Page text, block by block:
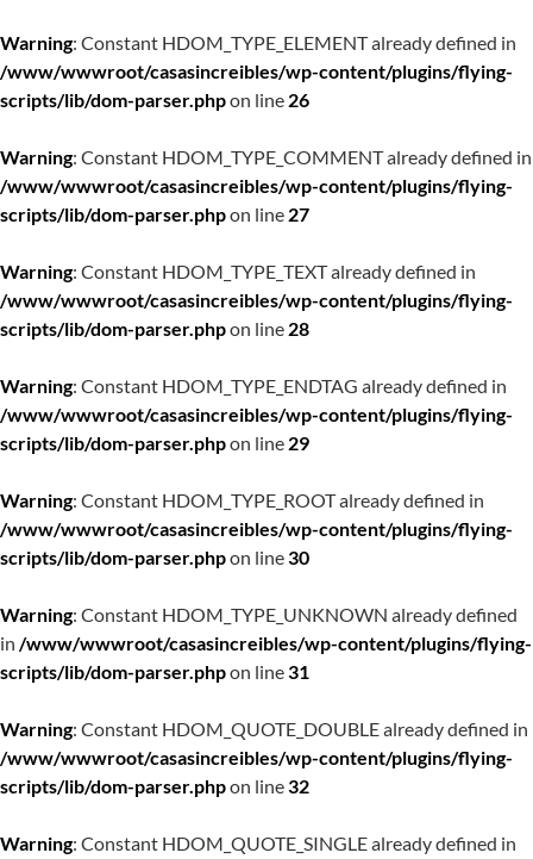
Warning: Constant HDOM_TYPE_ELEMENT already defined in
/www/wwwroot/casasincreibles/wp-content/plugins/flying-
scripts/lib/dom-parser.phpon line 26
Warning: Constant HDOM_TYPE_COMMENT already defined in
/www/wwwroot/casasincreibles/wp-content/plugins/flying-
scripts/lib/dom-parser.phpon line 27
Warning: Constant HDOM_TYPE_TEXT already defined in
/www/wwwroot/casasincreibles/wp-content/plugins/flying-
scripts/lib/dom-parser.phpon line 28
Warning: Constant HDOM_TYPE_ENDTAG already defined in
/www/wwwroot/casasincreibles/wp-content/plugins/flying-
scripts/lib/dom-parser.phpon line 29
Warning: Constant HDOM_TYPE_ROOT already defined in
/www/wwwroot/casasincreibles/wp-content/plugins/flying-
scripts/lib/dom-parser.phpon line30
Warning: Constant HDOM_TYPE_UNKNOWN already defined
in /www/wwwroot/casasincreibles/wp-content/plugins/flying-
scripts/lib/dom-parser.phpon line31
Warning: Constant HDOM_QUOTE_DOUBLE already defined in
/www/wwwroot/casasincreibles/wp-content/plugins/flying-
scripts/lib/dom-parser.phpon line32
Warning: Constant HDOM_QUOTE_SINGLE already defined in